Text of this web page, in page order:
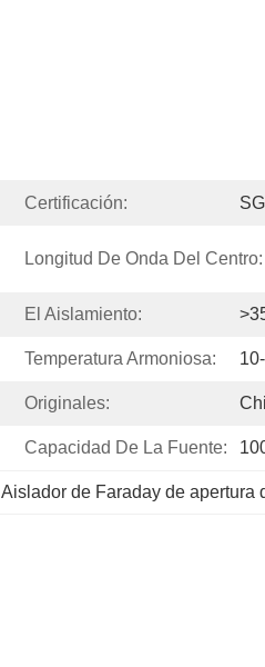
Certificación:
Longitud De Onda Del Centro:
El Aislamiento:
Temperatura Armoniosa:
Originales:
Capacidad De La Fuente:
Aislador de Faraday de apertura